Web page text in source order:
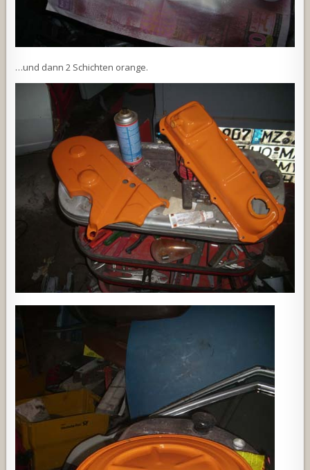
…und dann 2 Schichten orange.